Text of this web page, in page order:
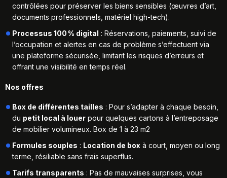
contrôlées pour préserver les biens sensibles (œuvres d’art,
documents professionnels, matériel high-tech).
Processus 100% digital : Réservations, paiements, suivi de
l’occupation et alertes en cas de problème s’effectuent via
une plateforme sécurisée, limitant les risques d’erreurs et
offrant une visibilité en temps réel.
Nos offres
Box de différentes tailles : Pour s’adapter à chaque besoin,
du petit local à louer pour quelques cartons à l’entreposage
de mobilier volumineux. Box de 1 à 23 m2
Formules souples : Location de box à court, moyen ou long
terme, résiliable sans frais superflus.
Tarifs transparents : Pas de mauvaises surprises, vous